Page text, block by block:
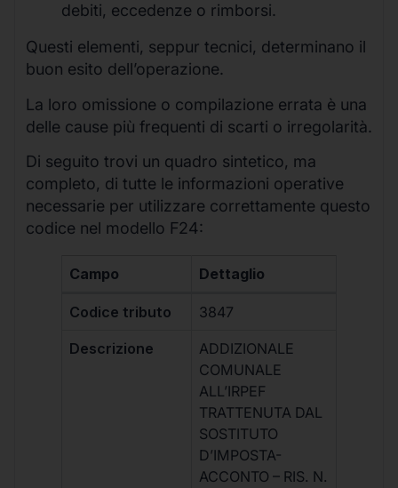
debiti, eccedenze o rimborsi.
Questi elementi, seppur tecnici, determinano il
buon esito dell’operazione.
La loro omissione o compilazione errata è una
delle cause più frequenti di scarti o irregolarità.
Di seguito trovi un quadro sintetico, ma
completo, di tutte le informazioni operative
necessarie per utilizzare correttamente questo
codice nel modello F24:
Campo Dettaglio
Codice tributo 3847
Descrizione
ADDIZIONALE
COMUNALE
ALL’IRPEF
TRATTENUTA DAL
SOSTITUTO
D’IMPOSTA-
ACCONTO – RIS. N.